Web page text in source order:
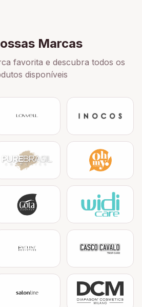
Marcas
favorita e descubra todos os
disponíveis